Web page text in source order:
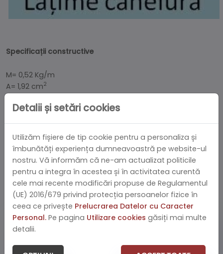
Specificații constructive
M= 0,52 Kg/m
A= 1,92 cm2
4
Wx=0,78 cm3
Wy=0,75 cm
PRODUSE SIMILARE
19.36 EURO / Metru Liniar
Detalii și setări cookies
Utilizăm fișiere de tip cookie pentru a personaliza și
îmbunătăți experiența dumneavoastră pe website-ul
nostru. Vă informăm că ne-am actualizat politicile
pentru a integra în acestea și în activitatea curentă
cele mai recente modificări propuse de Regulamentul
(UE) 2016/679 privind protecția persoanelor fizice în
ceea ce privește Prelucrarea Datelor cu Caracter
Personal. Pe pagina Utilizare cookies găsiți mai multe
detalii.